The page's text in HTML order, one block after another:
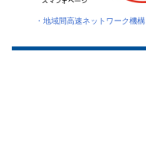
・地域間高速ネットワーク機構